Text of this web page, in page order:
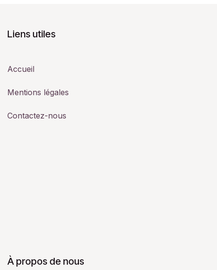
Liens utiles
Accueil
Mentions légales
Contactez-nous
À propos de nous